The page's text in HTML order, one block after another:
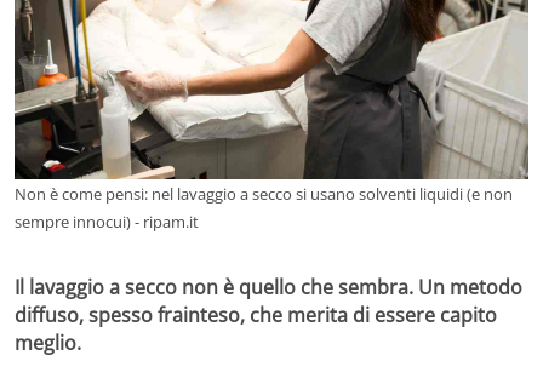
Non è come pensi: nel lavaggio a secco si usano solventi liquidi (e non
sempre innocui) - ripam.it
Il lavaggio a secco non è quello che sembra. Un metodo
diffuso, spesso frainteso, che merita di essere capito
meglio.